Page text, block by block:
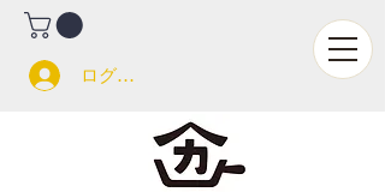
ログイン